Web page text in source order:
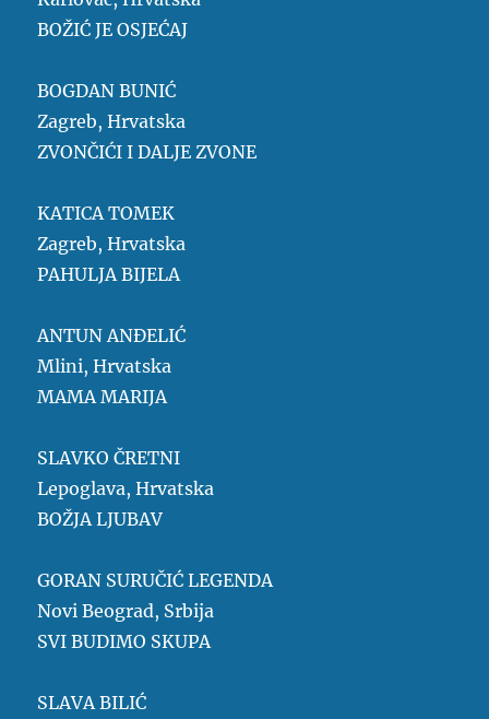
BOŽIĆ JE OSJEĆAJ
BOGDAN BUNIĆ
Zagreb, Hrvatska
ZVONČIĆI I DALJE ZVONE
KATICA TOMEK
Zagreb, Hrvatska
PAHULJA BIJELA
ANTUN ANĐELIĆ
Mlini, Hrvatska
MAMA MARIJA
SLAVKO ČRETNI
Lepoglava, Hrvatska
BOŽJA LJUBAV
GORAN SURUČIĆ LEGENDA
Novi Beograd, Srbija
SVI BUDIMO SKUPA
SLAVA BILIĆ